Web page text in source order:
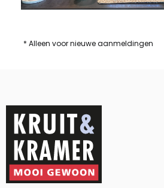
* Alleen voor nieuwe aanmeldingen